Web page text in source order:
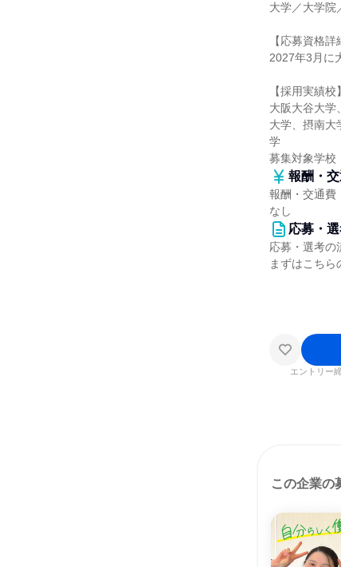
大学／大学院
【応募資格詳
2027年3月に
【採用実績校】
大阪大谷大学
大学、摂南大
学
募集対象学校
報酬・
報酬・交通費
なし
応募・
応募・選考の
まずはこちら
エントリー
この企業の